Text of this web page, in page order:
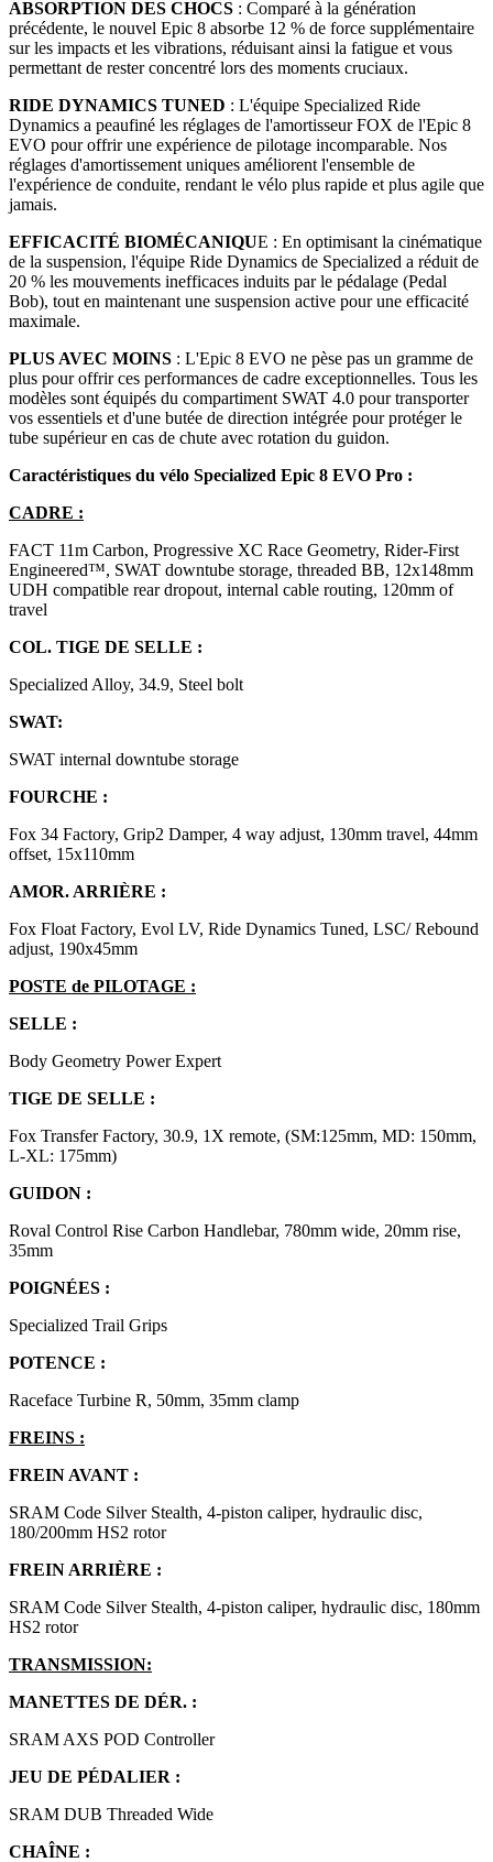
ABSORPTION DES CHOCS : Comparé à la génération
précédente, le nouvel Epic 8 absorbe 12 % de force supplémentaire
sur les impacts et les vibrations, réduisant ainsi la fatigue et vous
permettant de rester concentré lors des moments cruciaux.
RIDE DYNAMICS TUNED : L'équipe Specialized Ride
Dynamics a peaufiné les réglages de l'amortisseur FOX de l'Epic 8
EVO pour offrir une expérience de pilotage incomparable. Nos
réglages d'amortissement uniques améliorent l'ensemble de
l'expérience de conduite, rendant le vélo plus rapide et plus agile que
jamais.
EFFICACITÉ BIOMÉCANIQUE : En optimisant la cinématique
de la suspension, l'équipe Ride Dynamics de Specialized a réduit de
20 % les mouvements inefficaces induits par le pédalage (Pedal
Bob), tout en maintenant une suspension active pour une efficacité
maximale.
PLUS AVEC MOINS : L'Epic 8 EVO ne pèse pas un gramme de
plus pour offrir ces performances de cadre exceptionnelles. Tous les
modèles sont équipés du compartiment SWAT 4.0 pour transporter
vos essentiels et d'une butée de direction intégrée pour protéger le
tube supérieur en cas de chute avec rotation du guidon.
Caractéristiques du vélo Specialized Epic 8 EVO Pro :
CADRE :
FACT 11m Carbon, Progressive XC Race Geometry, Rider-First
Engineered™, SWAT downtube storage, threaded BB, 12x148mm
UDH compatible rear dropout, internal cable routing, 120mm of
travel
COL. TIGE DE SELLE :
Specialized Alloy, 34.9, Steel bolt
SWAT:
SWAT internal downtube storage
FOURCHE :
Fox 34 Factory, Grip2 Damper, 4 way adjust, 130mm travel, 44mm
offset, 15x110mm
AMOR. ARRIÈRE :
Fox Float Factory, Evol LV, Ride Dynamics Tuned, LSC/ Rebound
adjust, 190x45mm
POSTE de PILOTAGE :
SELLE :
Body Geometry Power Expert
TIGE DE SELLE :
Fox Transfer Factory, 30.9, 1X remote, (SM:125mm, MD: 150mm,
L-XL: 175mm)
GUIDON :
Roval Control Rise Carbon Handlebar, 780mm wide, 20mm rise,
35mm
POIGNÉES :
Specialized Trail Grips
POTENCE :
Raceface Turbine R, 50mm, 35mm clamp
FREINS :
FREIN AVANT :
SRAM Code Silver Stealth, 4-piston caliper, hydraulic disc,
180/200mm HS2 rotor
FREIN ARRIÈRE :
SRAM Code Silver Stealth, 4-piston caliper, hydraulic disc, 180mm
HS2 rotor
TRANSMISSION:
MANETTES DE DÉR. :
SRAM AXS POD Controller
JEU DE PÉDALIER :
SRAM DUB Threaded Wide
CHAÎNE :